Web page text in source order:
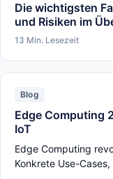
Die wichtigsten
und Risiken im
13 Min. Lesezeit
Blog
Edge Computing
IoT
Edge Computing
Konkrete Use-